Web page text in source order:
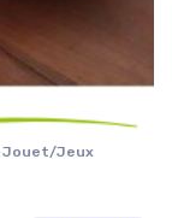
Jouet/Jeux